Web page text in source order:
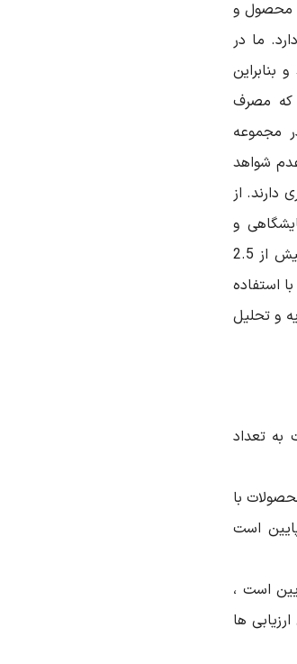
محصول و
ما در
بنابراین
که مصرف
مجموعه
شواهد
دارند. از
و
آزمایش چشم ، ریزش و اطلاعات ثانویه استفاده کردیم. با انجام این کار ، بیش از 2.5
با استفاده
و تحلیل
تعداد
با
است
است ،
ها